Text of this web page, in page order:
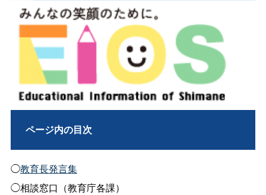
ページ内の目次
◯教育長発言集
◯相談窓口（教育庁各課）